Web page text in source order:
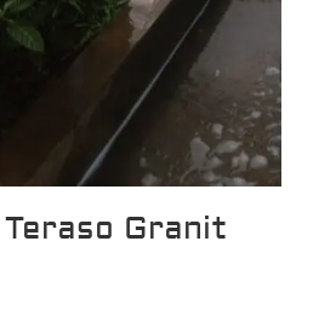
Granit